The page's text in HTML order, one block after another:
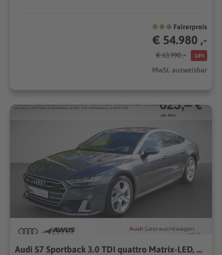
Fairerpreis
€ 54.980 ,-
€ 63.990 ,- -14%
MwSt. ausweisbar
Audi S7 Sportback 3.0 TDI quattro Matrix-LED, Head-Up